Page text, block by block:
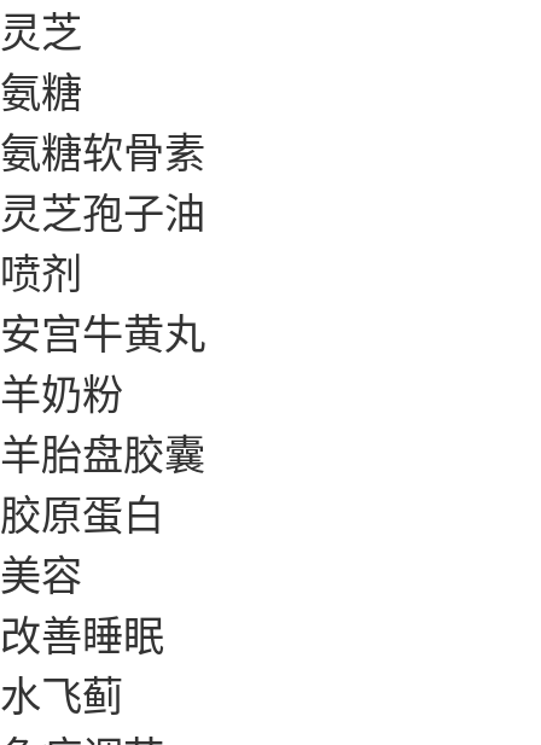
灵芝
氨糖
氨糖软骨素
灵芝孢子油
喷剂
安宫牛黄丸
羊奶粉
羊胎盘胶囊
胶原蛋白
美容
改善睡眠
水飞蓟